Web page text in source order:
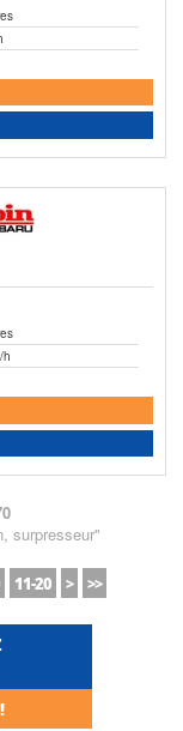
h
surpresseur"
11-20 > >>